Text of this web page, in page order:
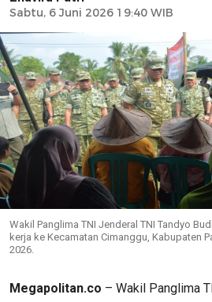
Sabtu, 6 Juni 2026 19:40 WIB
Wakil Panglima TNI Jenderal TNI Tandyo
kerja ke Kecamatan Cimanggu, Kabupaten
2026.
Megapolitan.co – Wakil Panglima